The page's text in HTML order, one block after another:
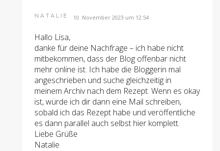
NATALIE 10. November 2023 um 12:54
Hallo Lisa,
danke für deine Nachfrage – ich habe nicht
mitbekommen, dass der Blog offenbar nicht
mehr online ist. Ich habe die Bloggerin mal
angeschrieben und suche gleichzeitig in
meinem Archiv nach dem Rezept. Wenn es okay
ist, würde ich dir dann eine Mail schreiben,
sobald ich das Rezept habe und veröffentliche
es dann parallel auch selbst hier komplett.
Liebe Grüße
Natalie